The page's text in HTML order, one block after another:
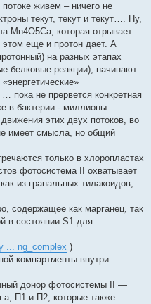
живем – ничего не
текут, текут и текут…. Ну,
Mn4O5Ca, которая отрывает
этом еще и протон дает. А
на разных этапах
белковые реакции), начинают
пока не прервется конкретная
в бактерии - миллионы.
этих двух потоков, во
имеет смысла, но общий
только в хлоропластах
фотосистема II охватывает
из гранальных тилакоидов,
содержащее как марганец, так
в состоянии S1 для
... ng_complex )
компартменты внутри
донор фотосистемы II —
П1 и П2, которые также